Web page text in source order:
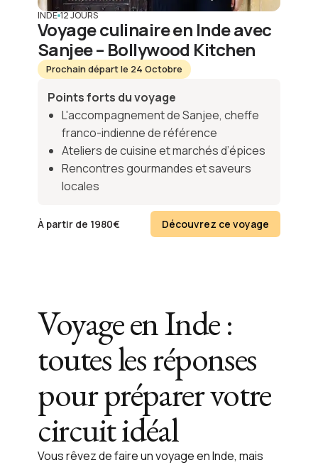
INDE 12 JOURS
Voyage culinaire en Inde avec
Sanjee – Bollywood Kitchen
Prochain départ le 24 Octobre
Points forts du voyage
L'accompagnement de Sanjee, cheffe
franco-indienne de référence
Ateliers de cuisine et marchés d’épices
Rencontres gourmandes et saveurs
locales
À partir de 1980€ Découvrez ce voyage
Voyage en Inde :
toutes les réponses
pour préparer votre
circuit idéal
Vous rêvez de faire un voyage en Inde, mais